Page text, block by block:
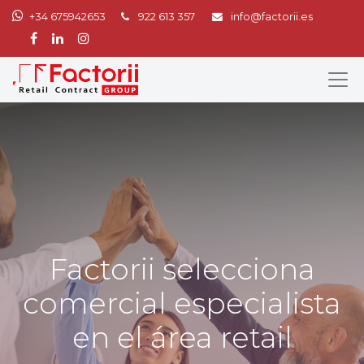
+34 675942653 922 613 357 info@factorii.es
Factorii selecciona
comercial especialista
en el área retail